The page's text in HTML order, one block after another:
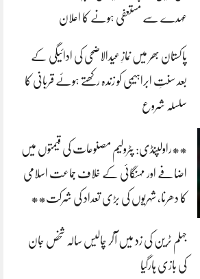
عہدے سے مستعفی ہونے کا اعلان
پاکستان بھر میں نمازِ عیدالاضحی کی ادائیگی کے
بعد سنتِ ابراہیمی کو زندہ رکھتے ہوئے قربانی کا
سلسلہ شروع
**راولپنڈی: پٹرولیم مصنوعات کی قیمتوں میں
اضافے اور مہنگائی کے خلاف جماعت اسلامی
کا دھرنا، شہریوں کی بڑی تعداد کی شرکت**
جہلم ٹرین کی زد میں آکر چالیس سالہ شخص جان
کی بازی ہارگیا